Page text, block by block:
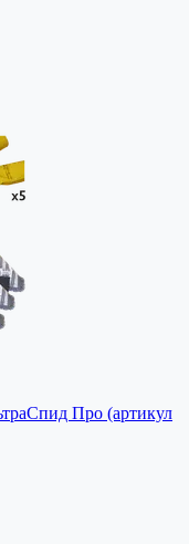
Про (артикул